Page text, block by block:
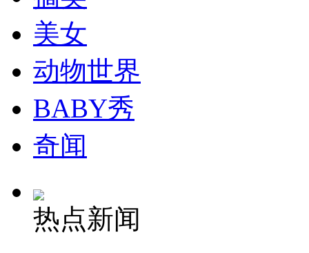
美女
动物世界
BABY秀
奇闻
热点新闻